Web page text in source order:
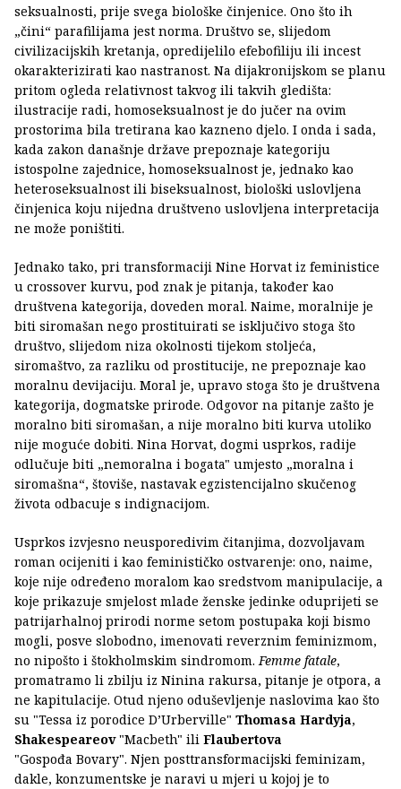
seksualnosti, prije svega biološke činjenice. Ono što ih
„čini“ parafilijama jest norma. Društvo se, slijedom
civilizacijskih kretanja, opredijelilo efebofiliju ili incest
okarakterizirati kao nastranost. Na dijakronijskom se planu
pritom ogleda relativnost takvog ili takvih gledišta:
ilustracije radi, homoseksualnost je do jučer na ovim
prostorima bila tretirana kao kazneno djelo. I onda i sada,
kada zakon današnje države prepoznaje kategoriju
istospolne zajednice, homoseksualnost je, jednako kao
heteroseksualnost ili biseksualnost, biološki uslovljena
činjenica koju nijedna društveno uslovljena interpretacija
ne može poništiti.
Jednako tako, pri transformaciji Nine Horvat iz feministice
u crossover kurvu, pod znak je pitanja, također kao
društvena kategorija, doveden moral. Naime, moralnije je
biti siromašan nego prostituirati se isključivo stoga što
društvo, slijedom niza okolnosti tijekom stoljeća,
siromaštvo, za razliku od prostitucije, ne prepoznaje kao
moralnu devijaciju. Moral je, upravo stoga što je društvena
kategorija, dogmatske prirode. Odgovor na pitanje zašto je
moralno biti siromašan, a nije moralno biti kurva utoliko
nije moguće dobiti. Nina Horvat, dogmi usprkos, radije
odlučuje biti „nemoralna i bogata" umjesto „moralna i
siromašna“, štoviše, nastavak egzistencijalno skučenog
života odbacuje s indignacijom.
Usprkos izvjesno neusporedivim čitanjima, dozvoljavam
roman ocijeniti i kao feminističko ostvarenje: ono, naime,
koje nije određeno moralom kao sredstvom manipulacije, a
koje prikazuje smjelost mlade ženske jedinke oduprijeti se
patrijarhalnoj prirodi norme setom postupaka koji bismo
mogli, posve slobodno, imenovati reverznim feminizmom,
no nipošto i štokholmskim sindromom.Femme fatale,
promatramo li zbilju iz Ninina rakursa, pitanje je otpora, a
ne kapitulacije. Otud njeno oduševljenje naslovima kao što
su "Tessa iz porodice D’Urberville" Thomasa Hardyja,
Shakespeareov"Macbeth" ili Flaubertova
"Gospođa Bovary". Njen posttransformacijski feminizam,
dakle, konzumentske je naravi u mjeri u kojoj je to